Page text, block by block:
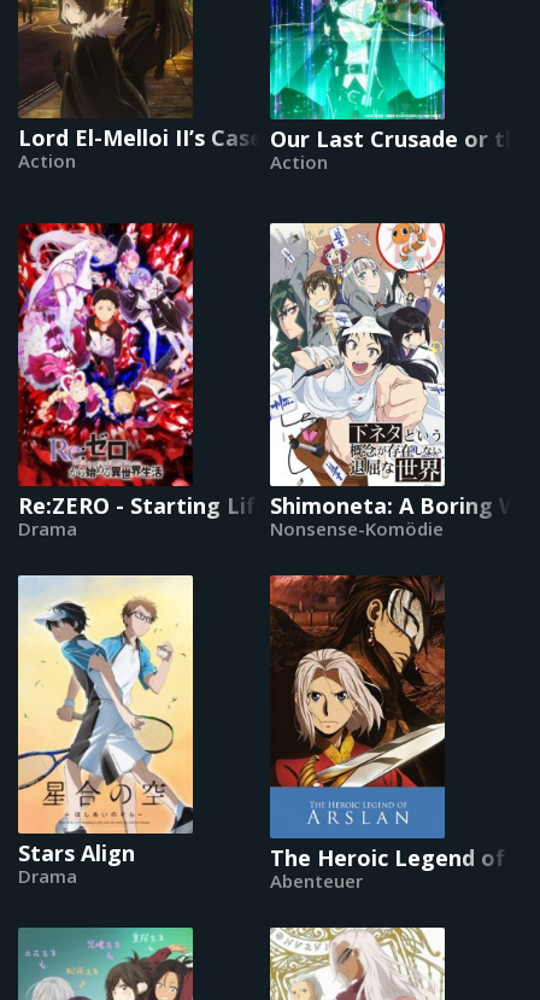
Lord El-Melloi II’s Case Files: Rail Zeppelin -
Action
Our Last Crusade or
Action
Re:ZERO - Starting Life in Another World
Drama
Shimoneta: A Boring
Nonsense-Komödie
Stars Align
Drama
The Heroic Legend of
Abenteuer